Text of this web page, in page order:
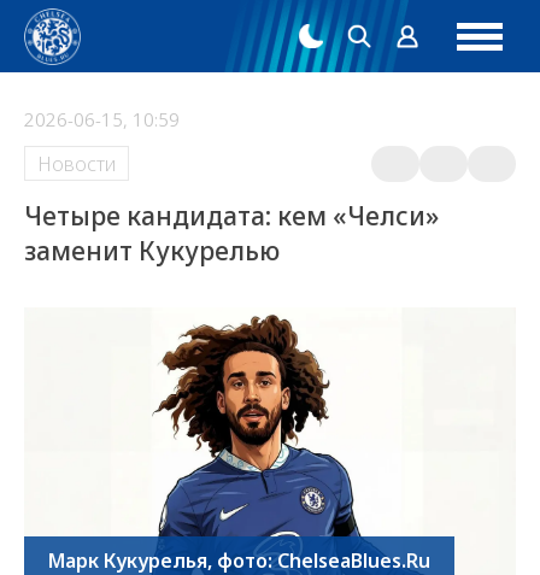
2026-06-15, 10:59
Новости
Четыре кандидата: кем «Челси»
заменит Кукурелью
Марк Кукурелья, фото: ChelseaBlues.Ru